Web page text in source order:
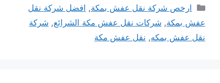
التصنيفات
ارخص شركة نقل عفش بمكة, افضل شركة نقل
عفش بمكة, شركات نقل عفش مكة الشرائع, شركة
نقل عفش بمكه, نقل عفش مكة